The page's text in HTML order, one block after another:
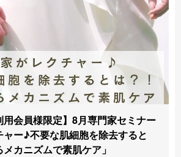
用会員様限定】8月専門家セミナー
ャー♪不要な肌細胞を除去すると
カニズムで素肌ケア」